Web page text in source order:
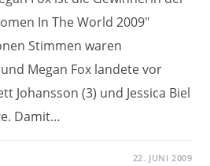
In The World 2009"
Stimmen waren
Megan Fox landete vor
Johansson (3) und Jessica Biel
Damit…
22. JUNI 2009